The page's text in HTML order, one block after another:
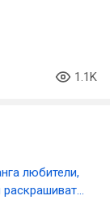
1.1K
любители,